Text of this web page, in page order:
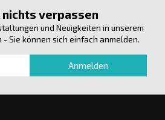
nichts verpassen
und Neuigkeiten in unserem
Sie können sich einfach anmelden.